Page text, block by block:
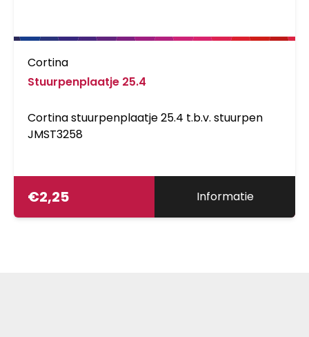
Cortina
Stuurpenplaatje 25.4
Cortina stuurpenplaatje 25.4 t.b.v. stuurpen
JMST3258
€2,25 Informatie